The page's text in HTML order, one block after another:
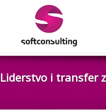
Liderstvo i transfer